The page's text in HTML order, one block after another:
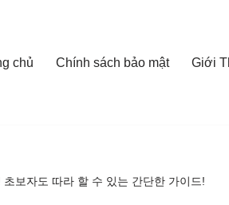
chủ Chính sách bảo mật Giới
보자도 따라 할 수 있는 간단한 가이드!